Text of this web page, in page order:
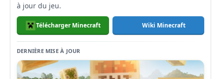
à jour du jeu.
Télécharger Minecraft Wiki Minecraft
DERNIÈRE MISE À JOUR